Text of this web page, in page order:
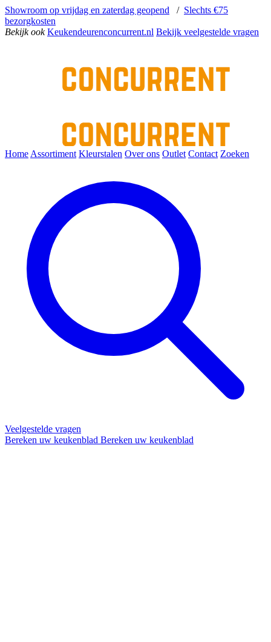
Showroom op vrijdag en zaterdag geopend / Slechts €75
bezorgkosten
Bekijk ook Keukendeurenconcurrent.nl Bekijk veelgestelde vragen
Home Assortiment Kleurstalen Over ons Outlet Contact Zoeken
Veelgestelde vragen
Bereken uw keukenblad Bereken uw keukenblad